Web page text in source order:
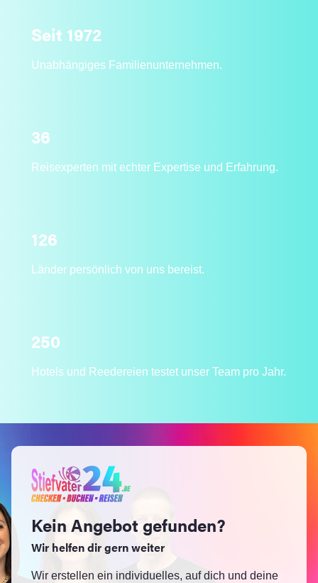
Seit 1972
Unabhängiges Familienunternehmen.
36
Reisexperten mit echter Expertise und Erfahrung.
126
Länder persönlich von uns bereist.
250
Hotels und Reedereien testet unser Team pro Jahr.
Kein Angebot gefunden?
Wir helfen dir gern weiter
Wir erstellen ein individuelles, auf dich und deine